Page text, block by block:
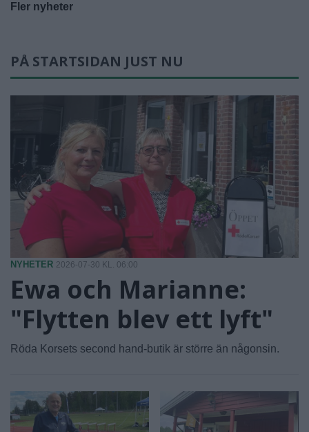
Fler nyheter
PÅ STARTSIDAN JUST NU
NYHETER 2026-07-30 KL. 06:00
Ewa och Marianne:
"Flytten blev ett lyft"
Röda Korsets second hand-butik är större än någonsin.